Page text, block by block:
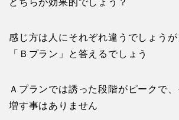
どちらが効果的でしょう？
感じ方は人にそれぞれ違うでしょう
「Ｂプラン」と答えるでしょう
Ａプランでは誘った段階がピークで
増す事はありません